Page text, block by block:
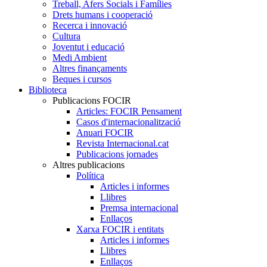
Treball, Afers Socials i Famílies
Drets humans i cooperació
Recerca i innovació
Cultura
Joventut i educació
Medi Ambient
Altres finançaments
Beques i cursos
Biblioteca
Publicacions FOCIR
Articles: FOCIR Pensament
Casos d'internacionalització
Anuari FOCIR
Revista Internacional.cat
Publicacions jornades
Altres publicacions
Política
Articles i informes
Llibres
Premsa internacional
Enllaços
Xarxa FOCIR i entitats
Articles i informes
Llibres
Enllaços